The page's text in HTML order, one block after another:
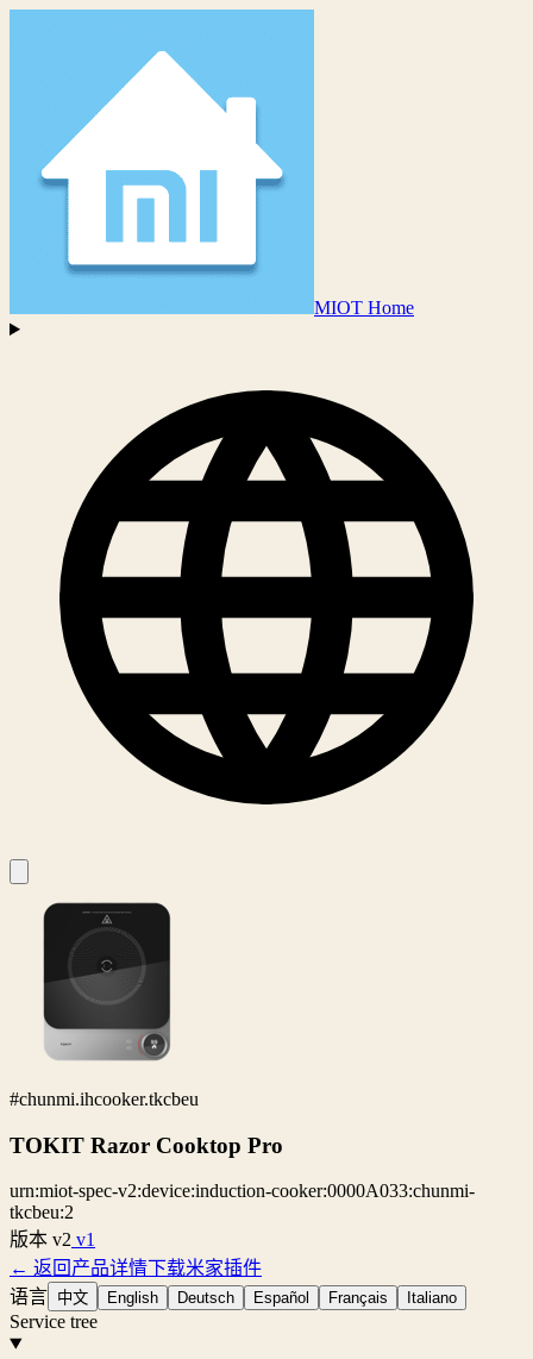
MIOT Home
#chunmi.ihcooker.tkcbeu
TOKIT Razor Cooktop Pro
urn:miot-spec-v2:device:induction-cooker:0000A033:chunmi-
tkcbeu:2
版本 v2 v1
← 返回产品详情下载米家插件
语言 中文 English Deutsch Español Français Italiano
Service tree